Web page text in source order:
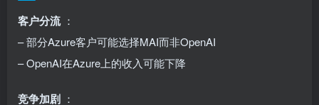
客户分流 ：
– 部分Azure客户可能选择MAI而非OpenAI
– OpenAI在Azure上的收入可能下降
竞争加剧 ：